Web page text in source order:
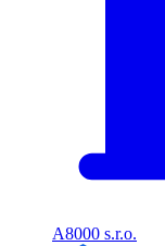
A8000 s.r.o.